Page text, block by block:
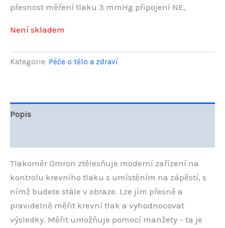
přesnost měření tlaku 3 mmHg připojení NE,
Není skladem
Kategorie: Péče o tělo a zdraví
Popis
Tlakoměr Omron ztělesňuje moderní zařízení na
kontrolu krevního tlaku s umístěním na zápěstí, s
nímž budete stále v obraze. Lze jím přesně a
pravidelně měřit krevní tlak a vyhodnocovat
výsledky. Měřit umožňuje pomocí manžety – ta je